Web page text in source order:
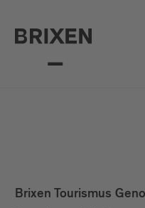
Brixen Tourismus